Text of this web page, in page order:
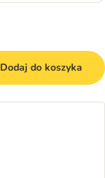
Dodaj do koszyka